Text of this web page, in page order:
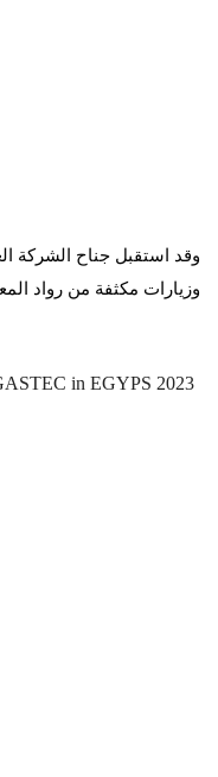
وقد استقبل جناح الشركة
وزيارات مكثفة من رواد